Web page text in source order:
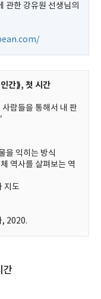
관한 강유원 선생님의
간⟫, 첫 시간
람들을 통해서 내 판
을 익히는 방식
역사를 살펴보는 역
지도
, 2020.
간